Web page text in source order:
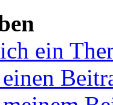
ein